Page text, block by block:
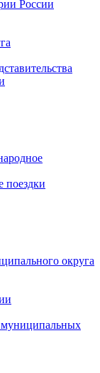
России
поездки
округа
муниципальных